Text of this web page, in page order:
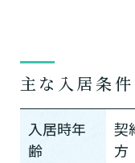
主な入居条件
入居時年
齢
契
方